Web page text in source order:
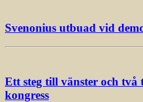
Svenonius utbuad vid
Ett steg till vänster och
kongress